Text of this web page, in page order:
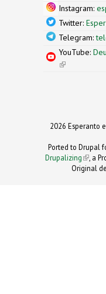
Instagram:
Twitter:
Telegram:
YouTube:
(link is
2026 Esperanto
Ported to Drupal
Drupalizing(link is
, a
Original